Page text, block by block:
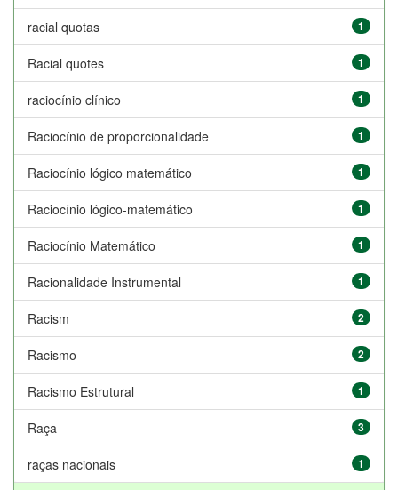
racial quotas 1
Racial quotes 1
raciocínio clínico 1
Raciocínio de proporcionalidade 1
Raciocínio lógico matemático 1
Raciocínio lógico-matemático 1
Raciocínio Matemático 1
Racionalidade Instrumental 1
Racism 2
Racismo 2
Racismo Estrutural 1
Raça 3
raças nacionais 1